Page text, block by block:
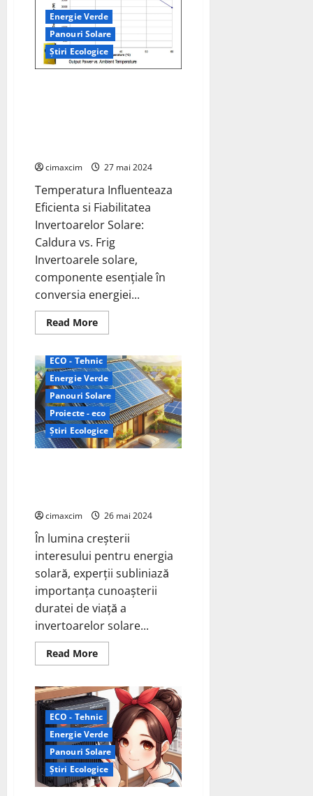
internet,
cum
să
le
protejăm.
Energie Verde
Panouri Solare
Știri Ecologice
cimaxcim 27 mai 2024
Temperatura Influenteaza
Eficienta si Fiabilitatea
Invertoarelor Solare:
Caldura vs. Frig
Invertoarele solare,
componente esențiale în
conversia energiei...
Read MoreRead
more
Influenteaza
Eficienta
si
Fiabilitatea
Invertoarelor
Solare
–
Protejarea
Invertoarelor
Solare
ECO - Tehnic
Energie Verde
Panouri Solare
Proiecte - eco
Știri Ecologice
cimaxcim 26 mai 2024
În lumina creșterii
interesului pentru energia
solară, experții subliniază
importanța cunoașterii
duratei de viață a
invertoarelor solare...
Read MoreRead
more
de
Viață
a
Invertoarelor
Solare
–
Un
Factor
Cheie
în
Eficiența
ECO - Tehnic
Energie Verde
Panouri Solare
Știri Ecologice